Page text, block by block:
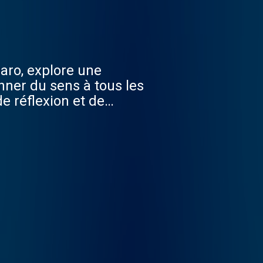
explore une
du sens à tous les
réflexion et de
en Lancôme…
quelle que soit sa